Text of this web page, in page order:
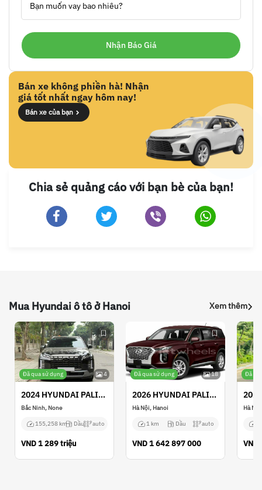
Bạn muốn vay bao nhiêu?
Bán xe không phiền hà! Nhận
giá tốt nhất ngay hôm nay!
Bán xe của bạn
Chia sẻ quảng cáo với bạn bè của bạn!
Mua Hyundai ô tô ở Hanoi Xem thêm
Đã qua sử dụng 4
2024 HYUNDAI PALISADE
Bắc Ninh, None
155,258 km Dầu auto
VND1 289 triệu
Đã qua sử dụng 18
2026 HYUNDAI PALISADE
Hà Nội, Hanoi
1 km Dầu auto
VND1 642 897 000
Đã
Hà
VND